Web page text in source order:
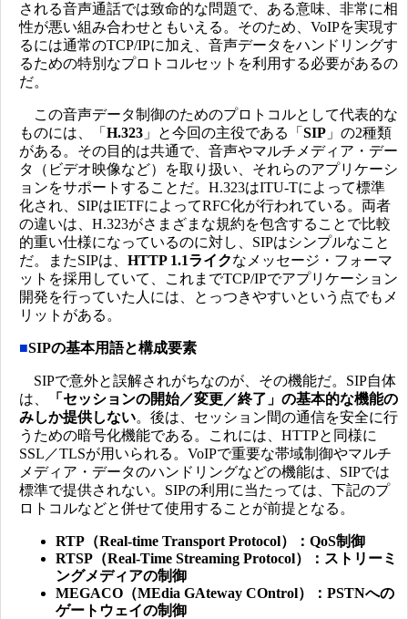
される音声通話では致命的な問題で、ある意味、非常に相
性が悪い組み合わせともいえる。そのため、VoIPを実現す
るには通常のTCP/IPに加え、音声データをハンドリングす
るための特別なプロトコルセットを利用する必要があるの
だ。
この音声データ制御のためのプロトコルとして代表的な
ものには、「 H.323 」と今回の主役である「 SIP 」の2種類
がある。その目的は共通で、音声やマルチメディア・デー
タ（ビデオ映像など）を取り扱い、それらのアプリケーシ
ョンをサポートすることだ。H.323はITU-Tによって標準
化され、SIPはIETFによってRFC化が行われている。両者
の違いは、H.323がさまざまな規約を包含することで比較
的重い仕様になっているのに対し、SIPはシンプルなこと
だ。またSIPは、 HTTP 1.1ライクなメッセージ・フォーマ
ットを採用していて、これまでTCP/IPでアプリケーション
開発を行っていた人には、とっつきやすいという点でもメ
リットがある。
■SIPの基本用語と構成要素
SIPで意外と誤解されがちなのが、その機能だ。SIP自体
は、
「セッションの開始／変更／終了」の基本的な機能の
みしか提供しない。後は、セッション間の通信を安全に行
うための暗号化機能である。これには、HTTPと同様に
SSL／TLSが用いられる。VoIPで重要な帯域制御やマルチ
メディア・データのハンドリングなどの機能は、SIPでは
標準で提供されない。SIPの利用に当たっては、下記のプ
ロトコルなどと併せて使用することが前提となる。
RTP（Real-time Transport Protocol）：QoS制御
RTSP（Real-Time Streaming Protocol）：ストリーミ
ングメディアの制御
MEGACO（MEdia GAteway COntrol）：PSTNへの
ゲートウェイの制御